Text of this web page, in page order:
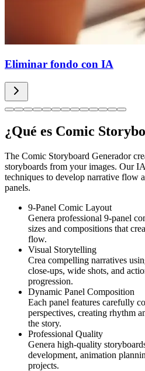
Eliminar fondo con IA
¿Qué es Comic
The Comic Storyboard Generador
storyboards from your images. Our
techniques to develop narrative flow
panels.
9-Panel Comic Layout
Genera professional 9-panel
sizes and compositions that
flow.
Visual Storytelling
Crea compelling narratives
close-ups, wide shots, and
progression.
Dynamic Panel Composition
Each panel features carefully
perspectives, creating rhythm
the story.
Professional Quality
Genera high-quality
development, animation
projects.